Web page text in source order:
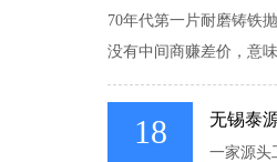
70年代第一片耐磨铸铁
没有中间商赚差价，意
18 无锡泰
一家源头